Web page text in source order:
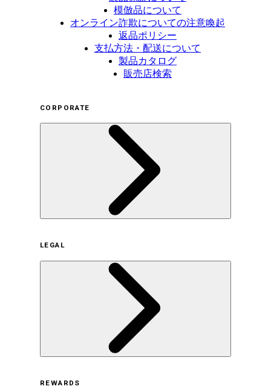
模倣品について
オンライン詐欺についての注意喚起
返品ポリシー
支払方法・配送について
製品カタログ
販売店検索
CORPORATE
サステナビリティの取り組み（日本）
サステナビリティの取り組み（米国/英語）
ヒストリー
採用情報
LEGAL
REWARDS